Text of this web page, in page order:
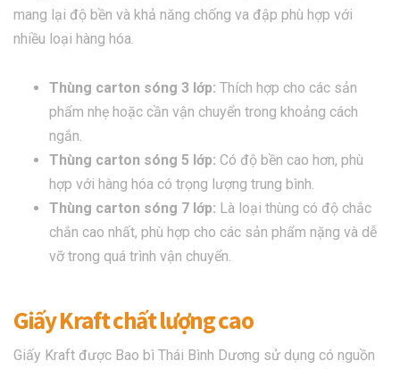
mang lại độ bền và khả năng chống va đập phù hợp với
nhiều loại hàng hóa.
Thùng carton sóng 3 lớp: Thích hợp cho các sản
phẩm nhẹ hoặc cần vận chuyển trong khoảng cách
ngắn.
Thùng carton sóng 5 lớp: Có độ bền cao hơn, phù
hợp với hàng hóa có trọng lượng trung bình.
Thùng carton sóng 7 lớp: Là loại thùng có độ chắc
chắn cao nhất, phù hợp cho các sản phẩm nặng và dễ
vỡ trong quá trình vận chuyển.
Giấy Kraft chất lượng cao
Giấy Kraft được Bao bì Thái Bình Dương sử dụng có nguồn